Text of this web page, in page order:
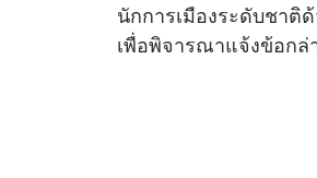
นักการเมืองระดับชาติ
เพื่อพิจารณาแจ้งข้อกล่